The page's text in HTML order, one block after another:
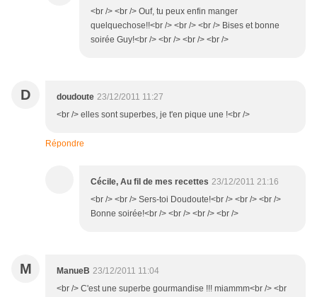
<br /> <br /> Ouf, tu peux enfin manger
quelquechose!!<br /> <br /> <br /> Bises et bonne
soirée Guy!<br /> <br /> <br /> <br />
D doudoute 23/12/2011 11:27
<br /> elles sont superbes, je t'en pique une !<br />
Répondre
Cécile, Au fil de mes recettes 23/12/2011 21:16
<br /> <br /> Sers-toi Doudoute!<br /> <br /> <br />
Bonne soirée!<br /> <br /> <br /> <br />
M ManueB 23/12/2011 11:04
<br /> C'est une superbe gourmandise !!! miammm<br /> <br